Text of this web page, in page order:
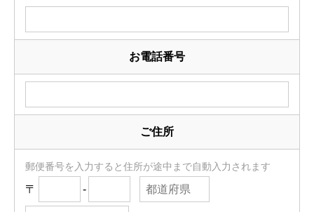
お電話番号
ご住所
郵便番号を入力すると住所が途中まで自動入力されます
〒 -